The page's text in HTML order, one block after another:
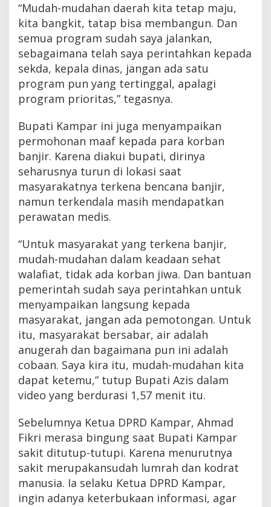
“Mudah-mudahan daerah kita tetap maju,
kita bangkit, tatap bisa membangun. Dan
semua program sudah saya jalankan,
sebagaimana telah saya perintahkan kepada
sekda, kepala dinas, jangan ada satu
program pun yang tertinggal, apalagi
program prioritas,” tegasnya.
Bupati Kampar ini juga menyampaikan
permohonan maaf kepada para korban
banjir. Karena diakui bupati, dirinya
seharusnya turun di lokasi saat
masyarakatnya terkena bencana banjir,
namun terkendala masih mendapatkan
perawatan medis.
“Untuk masyarakat yang terkena banjir,
mudah-mudahan dalam keadaan sehat
walafiat, tidak ada korban jiwa. Dan bantuan
pemerintah sudah saya perintahkan untuk
menyampaikan langsung kepada
masyarakat, jangan ada pemotongan. Untuk
itu, masyarakat bersabar, air adalah
anugerah dan bagaimana pun ini adalah
cobaan. Saya kira itu, mudah-mudahan kita
dapat ketemu,” tutup Bupati Azis dalam
video yang berdurasi 1,57 menit itu.
Sebelumnya Ketua DPRD Kampar, Ahmad
Fikri merasa bingung saat Bupati Kampar
sakit ditutup-tutupi. Karena menurutnya
sakit merupakansudah lumrah dan kodrat
manusia. Ia selaku Ketua DPRD Kampar,
ingin adanya keterbukaan informasi, agar